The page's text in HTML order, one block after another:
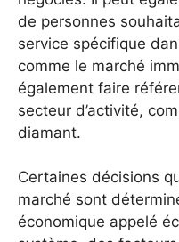
de personnes
service spécifique
comme le marché
également faire
secteur d’activité,
diamant.
Certaines décisions
marché sont
économique appelé